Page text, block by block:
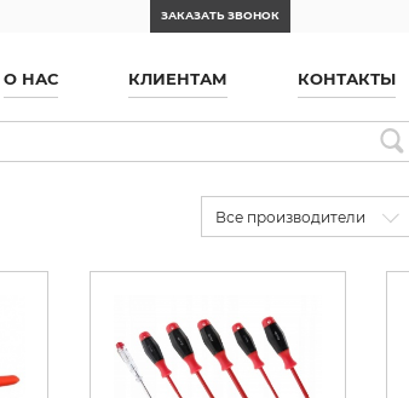
ЗАКАЗАТЬ ЗВОНОК
О НАС КЛИЕНТАМ КОНТАКТЫ
Все производители